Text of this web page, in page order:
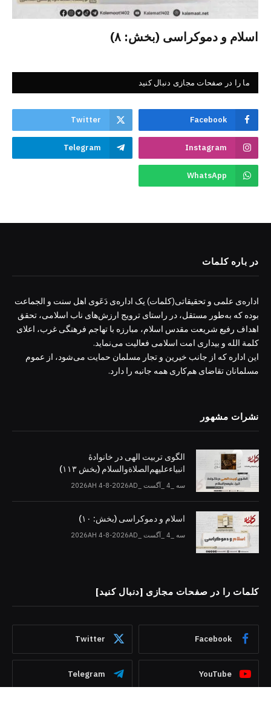
اسلام و دموکراسی (بخش: ۸)
ما را در صفحات مجازی دنبال کنید
Facebook
Twitter
Instagram
Telegram
WhatsApp
در باره کلمات
اداره‌ی علمی و تحقیقاتی(کلمات) یک اداره‌ی دَعَوی اهل سنت و الجماعت
بوده که به‌طور مستقل، در راستای ترویج ارزش‌های ناب اسلامی، تحقق
اهداف رفیع شریعت مقدس اسلام، مبارزه با تهاجم فرهنگی غرب، اعلای
کلمة الله و بیداری امت اسلامی فعالیت می‌نماید.
این اداره که از جانب خیرین و تجار مسلمان حمایت می‌شود، از عموم
مسلمانان تقاضای هم‌کاری همه جانبه را دارد.
نشرات مشهور
الگوی تربیت الهی در خانوادۀ
انبیاءعلیهم‌الصلاةو‌السلام (بخش ۱۱۳)
سه _4 _آگست _2026AH 4-8-2026AD
اسلام و دموکراسی (بخش: ۱۰)
سه _4 _آگست _2026AH 4-8-2026AD
کلمات را در صفحات مجازی [دنبال کنید]
Facebook
Twitter
YouTube
Telegram